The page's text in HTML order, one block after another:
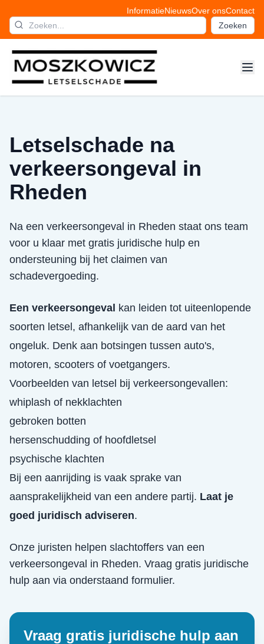
InformatieNieuwsOver onsContact
Zoeken
Letselschade na
verkeersongeval in
Rheden
Na een verkeersongeval in Rheden staat ons team
voor u klaar met gratis juridische hulp en
ondersteuning bij het claimen van
schadevergoeding.
Een verkeersongeval kan leiden tot uiteenlopende
soorten letsel, afhankelijk van de aard van het
ongeluk. Denk aan botsingen tussen auto's,
motoren, scooters of voetgangers.
Voorbeelden van letsel bij verkeersongevallen:
whiplash of nekklachten
gebroken botten
hersenschudding of hoofdletsel
psychische klachten
Bij een aanrijding is vaak sprake van
aansprakelijkheid van een andere partij. Laat je
goed juridisch adviseren.
Onze juristen helpen slachtoffers van een
verkeersongeval in Rheden. Vraag gratis juridische
hulp aan via onderstaand formulier.
Vraag gratis juridische hulp aan